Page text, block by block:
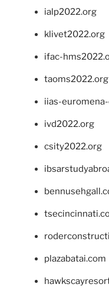
ialp2022.org
klivet2022.org
ifac-
taoms2022.org
iias-
ivd2022.org
csity2022.org
plazabatai.com